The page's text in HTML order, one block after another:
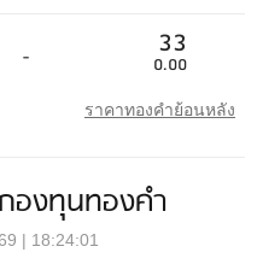
- 33
0.00
ราคาทองคำย้อนหลัง
องทุนทองคำ
| 18:24:01